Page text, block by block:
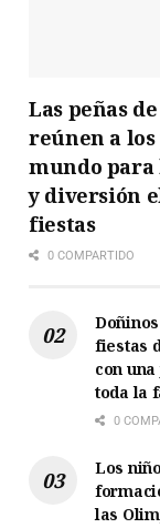
Las peñas
reúnen a los
mundo
y diversión
fiestas
0 COMPARTIDO
fiestas
con
toda la
0
Los
las